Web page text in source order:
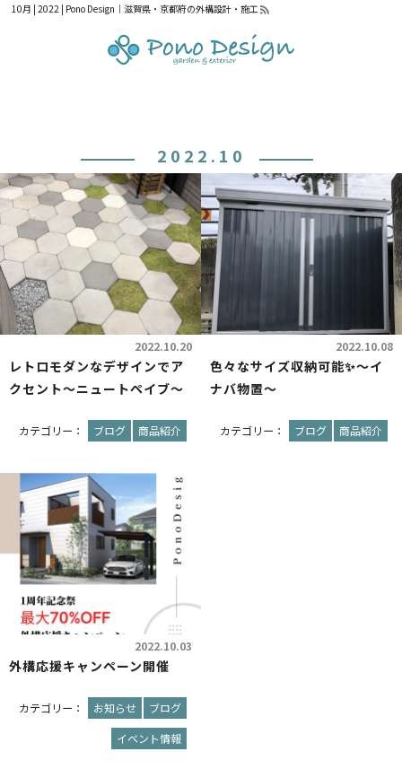
10月 | 2022 | Pono Design｜滋賀県・京都府の外構設計・施工
2022.10
レトロモダンなデザインでア
クセント～ニュートペイブ～
2022.10.20
カテゴリー： ブログ 商品紹介
色々なサイズ収納可能✨～イ
ナバ物置～
2022.10.08
カテゴリー： ブログ 商品紹介
外構応援キャンペーン開催
2022.10.03
カテゴリー： お知らせ
ブログ
イベント情報